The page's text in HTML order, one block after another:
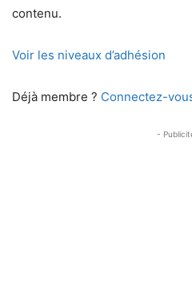
contenu.
Voir les niveaux d’adhésion
Déjà membre ? Connectez-
-